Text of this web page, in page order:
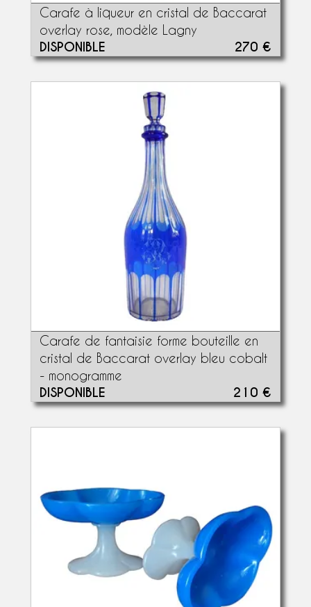
Carafe à liqueur en cristal de Baccarat
overlay rose, modèle Lagny
DISPONIBLE 270 €
Carafe de fantaisie forme bouteille en
cristal de Baccarat overlay bleu cobalt
- monogramme
DISPONIBLE 210 €